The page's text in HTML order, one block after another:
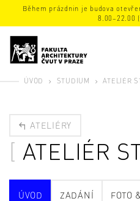
Během prázdnin je budova
8.00–22.00
ÚVOD STUDIUM ATELIÉR
ATELIÉRY
ATELIÉR
ÚVOD ZADÁNÍ FOTO